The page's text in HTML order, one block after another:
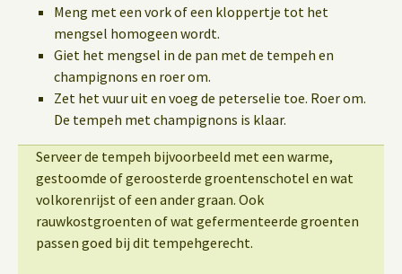
Meng met een vork of een kloppertje tot het
mengsel homogeen wordt.
Giet het mengsel in de pan met de tempeh en
champignons en roer om.
Zet het vuur uit en voeg de peterselie toe. Roer om.
De tempeh met champignons is klaar.
Serveer de tempeh bijvoorbeeld met een warme,
gestoomde of geroosterde groentenschotel en wat
volkorenrijst of een ander graan. Ook
rauwkostgroenten of wat gefermenteerde groenten
passen goed bij dit tempehgerecht.